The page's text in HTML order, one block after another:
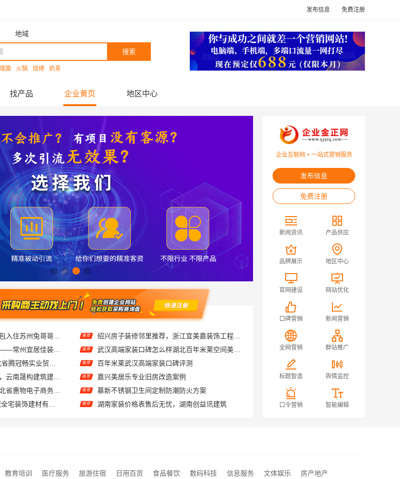
发布信息 免费注册
地域
搜索
面 火锅 烧烤 奶茶
找产品 企业黄页 地区中心
新北优秀家庭装修价格清单——常州宜居佳装饰工程有限公司
国内轮胎批发公司流程-湖北省腾冠畅实业贸易有限公司
稳固抗震重钢装配式房报价，云南晟构建筑建材有限公司公开透明
热门日常居家公司价格，湖北省惠物电子商务有限公司品质优选
海安毛坯家装电话 南通宏域全宅装饰建材有限公司
空间装饰工程
同城快装（湖北）科技有限公司：快住快装靠谱吗？省心老房翻新工期保障
推荐 武汉高端家装口碑怎么样湖北百年米莱空间美学装饰材料有限公司
推荐 百年米莱武汉高端家装口碑评测
推荐 嘉兴美居乐专业旧房改造案例
推荐 慕新不锈钢卫生间定制防潮防火方案
推荐 湖南家装价格表售后无忧，湖南创益讯建筑
推荐
推荐 大连大学mba培训机构 社科赛斯考研服务人才伴您成长
企业互联网 + 一站式营销服务
发布信息
免费注册
新闻资讯 产品供应
品牌展示 地区中心
官网建设 网站优化
口碑营销 新闻营销
全网营销 群站推广
标题智造 舆情监控
口令营销 智能编辑
教育培训 医疗服务 旅游住宿 日用百货 食品餐饮 数码科技 信息服务 文体娱乐
房产地产